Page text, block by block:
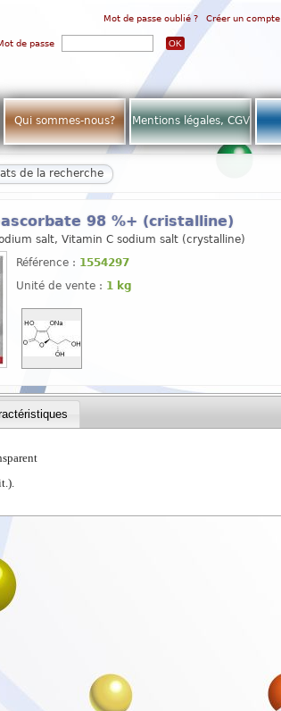
Mot de passe oublié ? Créer un compte
de passe
Qui sommes-nous? Mentions légales, CGV
de la recherche
98 %+ (cristalline)
salt, Vitamin C sodium salt (crystalline)
Référence : 1554297
Unité de vente : 1 kg